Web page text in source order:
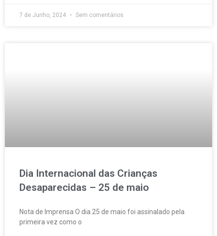
7 de Junho, 2024 Sem comentários
Dia Internacional das Crianças
Desaparecidas – 25 de maio
Nota de Imprensa O dia 25 de maio foi assinalado pela
primeira vez como o